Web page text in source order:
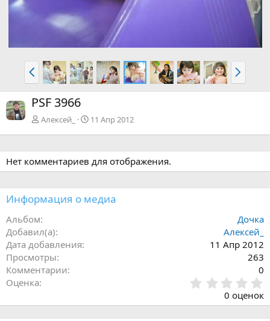
Н
а
з
а
д
В
е
PSF 3966
Алексей_ 11 Апр 2012
Нет комментариев для отображения.
Информация о медиа
Альбом
Дочка
Добавил(а)
Алексей_
Дата добавления
11 Апр 2012
Просмотры
263
Комментарии
0
Оценка
.
0
0 оценок